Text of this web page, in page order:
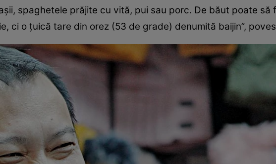
spaghetele prăjite cu vită, pui sau porc. De băut poate să
ci o ţuică tare din orez (53 de grade) denumită baijin”,